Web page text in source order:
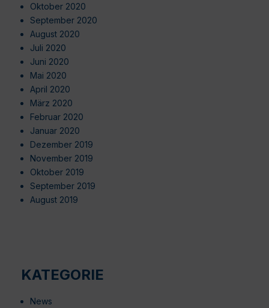
Oktober 2020
September 2020
August 2020
Juli 2020
Juni 2020
Mai 2020
April 2020
März 2020
Februar 2020
Januar 2020
Dezember 2019
November 2019
Oktober 2019
September 2019
August 2019
KATEGORIE
News